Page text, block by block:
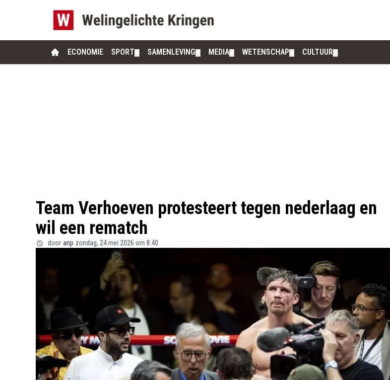
ECONOMIE SPORT SAMENLEVING MEDIA WETENSCHAP CULTUUR
Team Verhoeven protesteert tegen nederlaag en
wil een rematch
door anp zondag, 24 mei 2026 om 8:40